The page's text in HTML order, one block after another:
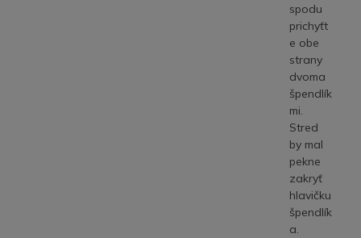
spodu
prichyťt
e obe
strany
dvoma
špendlík
mi.
Stred
by mal
pekne
zakryť
hlavičku
špendlík
a.